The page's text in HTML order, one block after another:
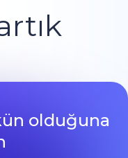
olduğuna